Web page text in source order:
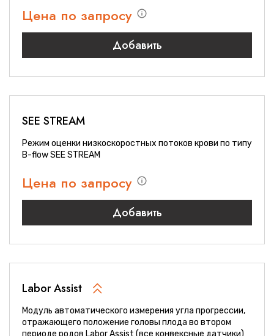
Цена по запросу
Добавить
SEE STREAM
Режим оценки низкоскоростных потоков крови по типу
B-flow SEE STREAM
Цена по запросу
Добавить
Labor Assist
Модуль автоматического измерения угла прогрессии,
отражающего положение головы плода во втором
периоде родов Labor Assist (все конвексные датчики)